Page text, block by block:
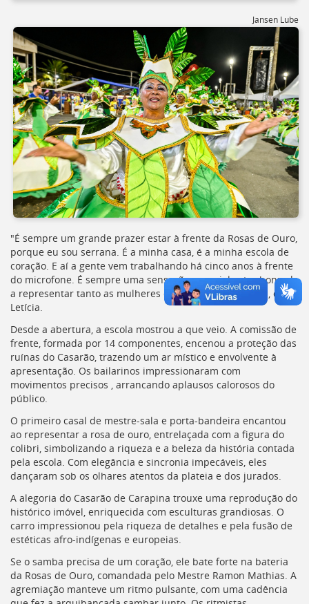
Jansen Lube
"É sempre um grande prazer estar à frente da Rosas de Ouro,
porque eu sou serrana. É a minha casa, é a minha escola de
coração. E aí a gente vem trabalhando há cinco anos à frente
do microfone. É sempre uma sensação especial estar honrada
a representar tanto as mulheres quanto a escola em si", disse
Letícia.
Desde a abertura, a escola mostrou a que veio. A comissão de
frente, formada por 14 componentes, encenou a proteção das
ruínas do Casarão, trazendo um ar místico e envolvente à
apresentação. Os bailarinos impressionaram com
movimentos precisos , arrancando aplausos calorosos do
público.
O primeiro casal de mestre-sala e porta-bandeira encantou
ao representar a rosa de ouro, entrelaçada com a figura do
colibri, simbolizando a riqueza e a beleza da história contada
pela escola. Com elegância e sincronia impecáveis, eles
dançaram sob os olhares atentos da plateia e dos jurados.
A alegoria do Casarão de Carapina trouxe uma reprodução do
histórico imóvel, enriquecida com esculturas grandiosas. O
carro impressionou pela riqueza de detalhes e pela fusão de
estéticas afro-indígenas e europeias.
Se o samba precisa de um coração, ele bate forte na bateria
da Rosas de Ouro, comandada pelo Mestre Ramon Mathias. A
agremiação manteve um ritmo pulsante, com uma cadência